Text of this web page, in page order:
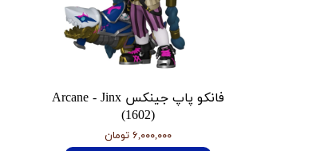
فانکو پاپ جینکس Arcane - Jinx
(1602)
۶,۰۰۰,۰۰۰ تومان